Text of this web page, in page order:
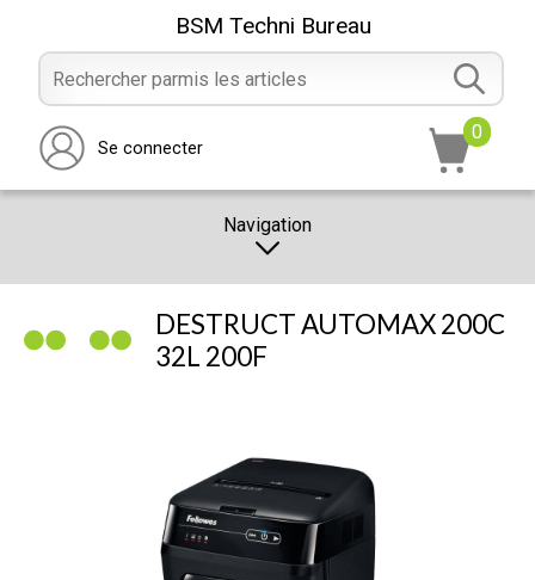
BSM Techni Bureau
Se connecter
0
Navigation
PROMOTION
RÉALISATION
DESTRUCT AUTOMAX 200C
32L 200F